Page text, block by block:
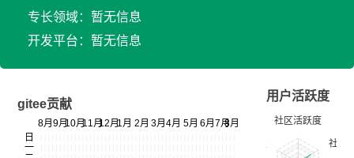
专长领域：暂无信息
开发平台：暂无信息
gitee贡献
用户活跃度